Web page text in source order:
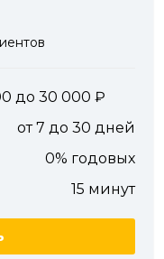
до 30 000
от 7 до 30 дней
0% годовых
15 минут